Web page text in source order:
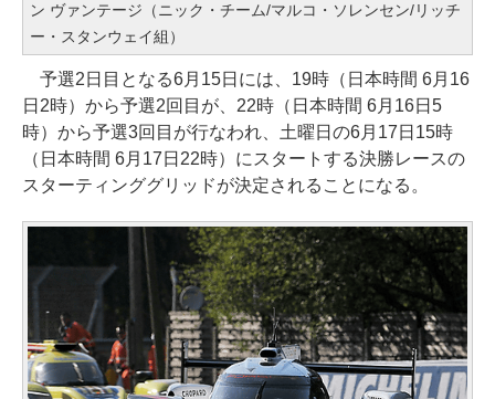
ン ヴァンテージ（ニック・チーム/マルコ・ソレンセン/リッチ
ー・スタンウェイ組）
予選2日目となる6月15日には、19時（日本時間 6月16
日2時）から予選2回目が、22時（日本時間 6月16日5
時）から予選3回目が行なわれ、土曜日の6月17日15時
（日本時間 6月17日22時）にスタートする決勝レースの
スターティンググリッドが決定されることになる。